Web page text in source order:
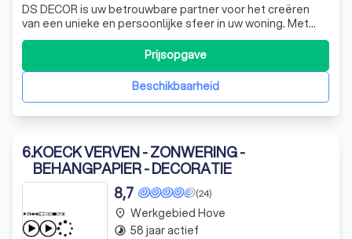
DS DECOR is uw betrouwbare partner voor het creëren
van een unieke en persoonlijke sfeer in uw woning. Met
meer dan 55 jaar ervaring in de branche, onderscheiden we
ons door onze passie voor kwaliteit, oog voor trends en
aandacht voor uw ultieme comfort. Of uw stijl nu klassiek
of minimalistisch is,
Beschikbaarheid
Prijsopgave
6.KOECK VERVEN - ZONWERING -
BEHANGPAPIER - DECORATIE
(24)
8,7
place Werkgebied Hove
timelapse 58 jaar actief